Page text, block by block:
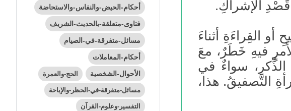
الإشراكِ.
القِراءَةِ أثناءَ
فيهِ خَطَرٌ، معَ
سواءٌ في
التَّصفيقُ. هذا،
أحكام-الحيض-والنفاس-والاستحاضة
فتاوى-متعلقة-بالحديث-الشريف
مسائل-متفرقة-في-الصيام
أحكام-المعاملات
الأحوال-الشخصية الحج-والعمرة
مسائل-متفرقة-في-الحظر-والإباحة
التفسير-وعلوم-القرآن